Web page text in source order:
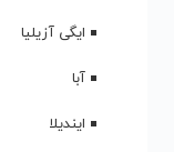
ایگی آزیلیا
آبا
ایندیلا